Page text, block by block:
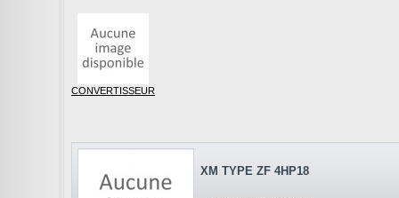
CONVERTISSEUR
XM TYPE ZF 4HP18